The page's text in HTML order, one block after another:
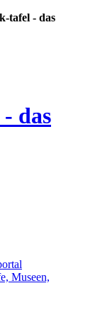
tafel - das
das
Museen,